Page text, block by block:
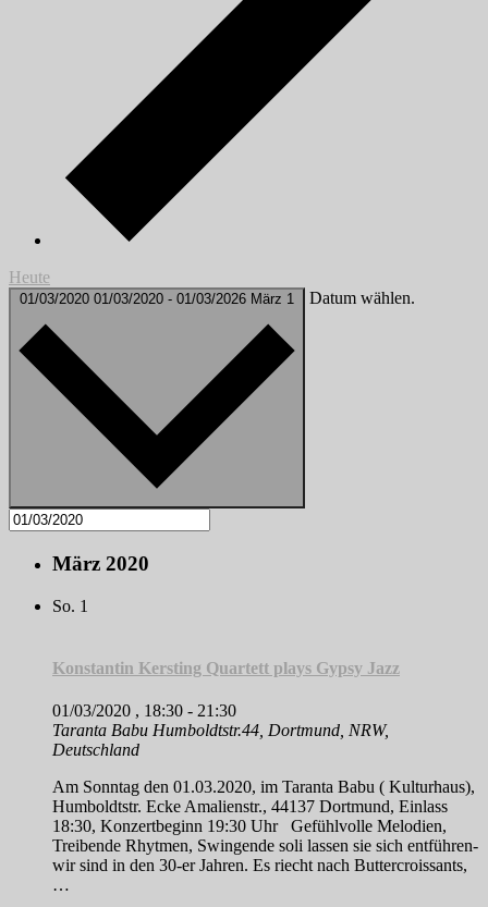
Heute
01/03/2020 01/03/2020 - 01/03/2026 März 1 Datum wählen.
März 2020
So. 1
Konstantin Kersting Quartett plays Gypsy Jazz
01/03/2020 , 18:30 - 21:30
Taranta Babu Humboldtstr.44, Dortmund, NRW,
Deutschland
Am Sonntag den 01.03.2020, im Taranta Babu ( Kulturhaus),
Humboldtstr. Ecke Amalienstr., 44137 Dortmund, Einlass
18:30, Konzertbeginn 19:30 Uhr Gefühlvolle Melodien,
Treibende Rhytmen, Swingende soli lassen sie sich entführen-
wir sind in den 30-er Jahren. Es riecht nach Buttercroissants,
…